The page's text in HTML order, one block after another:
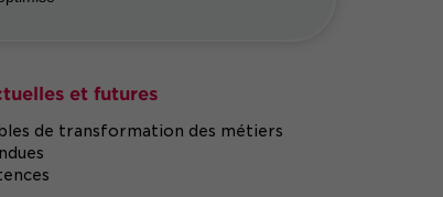
et futures
de transformation des métiers